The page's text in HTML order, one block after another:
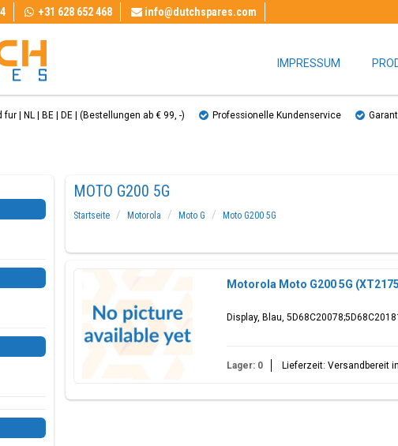
+31 628 652 468 info@dutchspares.com
IMPRESSUM
| NL | BE | DE | (Bestellungen ab € 99, ​​-) Professionelle Kundenservice
MOTO G200 5G
Startseite Motorola Moto G
Moto G200 5G
Motorola Moto G200 5G
Display, Blau,
Lager: 0 Lieferzeit: Versandbereit